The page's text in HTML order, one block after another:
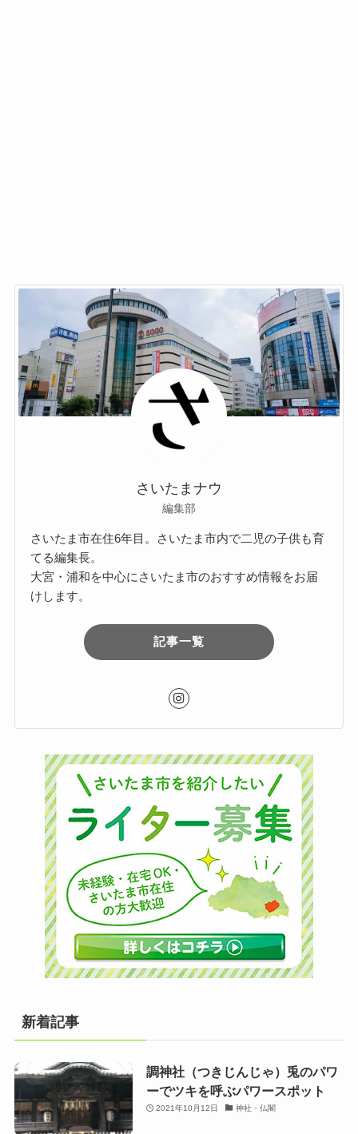
さいたまナウ
編集部
さいたま市在住6年目。さいたま市内で二児の子供も育
てる編集長。
大宮・浦和を中心にさいたま市のおすすめ情報をお届
けします。
記事一覧
新着記事
調神社（つきじんじゃ）兎のパワ
ーでツキを呼ぶパワースポット
2021年10月12日 神社・仏閣